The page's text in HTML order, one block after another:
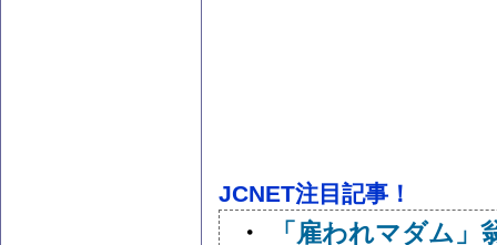
JCNET注目記事！
・
「雇われマダム」